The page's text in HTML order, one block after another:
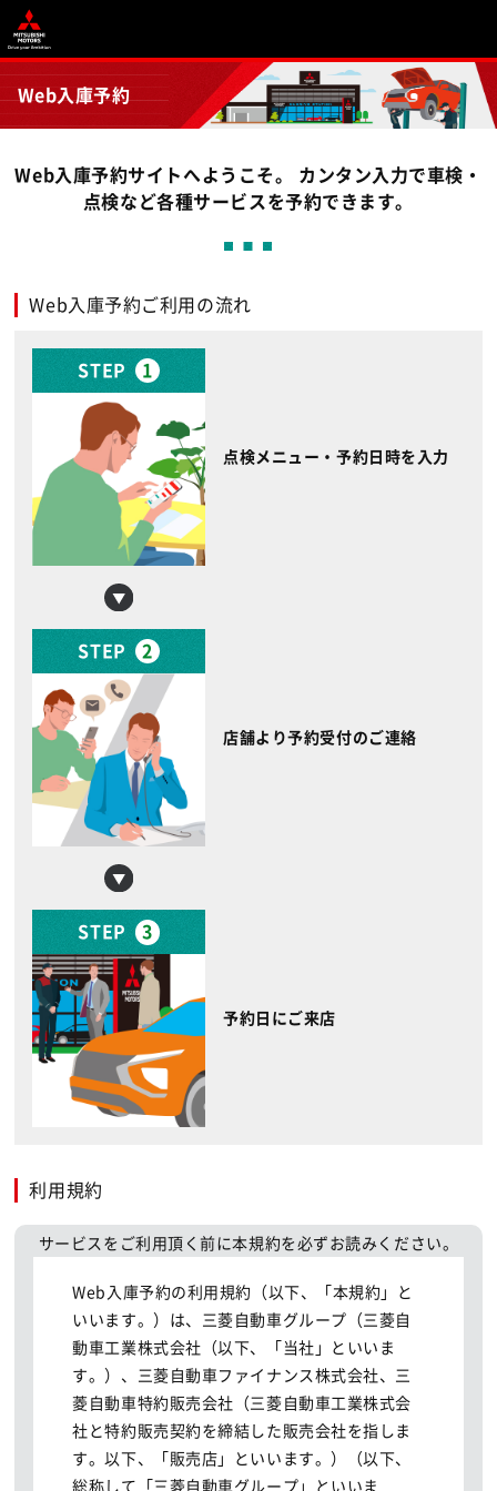
Web入庫予約
Web入庫予約サイトへようこそ。 カンタン入力で車検・
点検など各種サービスを予約できます。
Web入庫予約ご利用の流れ
STEP 1
点検メニュー・予約日時を入力
STEP 2
店舗より予約受付のご連絡
STEP 3
予約日にご来店
利用規約
サービスをご利用頂く前に本規約を必ずお読みください。
Web入庫予約の利用規約（以下、「本規約」と
いいます。）は、三菱自動車グループ（三菱自
動車工業株式会社（以下、「当社」といいま
す。）、三菱自動車ファイナンス株式会社、三
菱自動車特約販売会社（三菱自動車工業株式会
社と特約販売契約を締結した販売会社を指しま
す。以下、「販売店」といいます。）（以下、
総称して「三菱自動車グループ」といいま